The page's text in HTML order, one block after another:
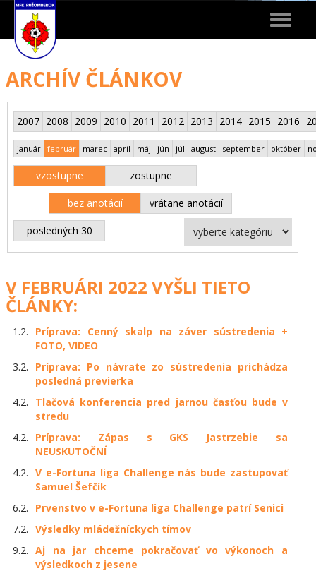
Toggle
ARCHÍV ČLÁNKOV
2007 2008 2009 2010 2011 2012 2013 2014 2015 2016
január február marec apríl máj jún júl august september október
vzostupne zostupne
bez anotácií vrátane anotácií
posledných 30
V FEBRUÁRI 2022 VYŠLI TIETO
ČLÁNKY:
1.2.
Príprava: Cenný skalp na záver sústredenia +
FOTO, VIDEO
3.2.
Príprava: Po návrate zo sústredenia prichádza
posledná previerka
4.2.
Tlačová konferencia pred jarnou časťou bude v
stredu
4.2.
Príprava: Zápas s GKS Jastrzebie sa
NEUSKUTOČNÍ
4.2. V e-Fortuna liga Challenge nás bude zastupovať
Samuel Šefčík
6.2.
Prvenstvo v e-Fortuna liga Challenge patrí Senici
7.2. Výsledky mládežníckych tímov
9.2. Aj na jar chceme pokračovať vo výkonoch a
výsledkoch z jesene